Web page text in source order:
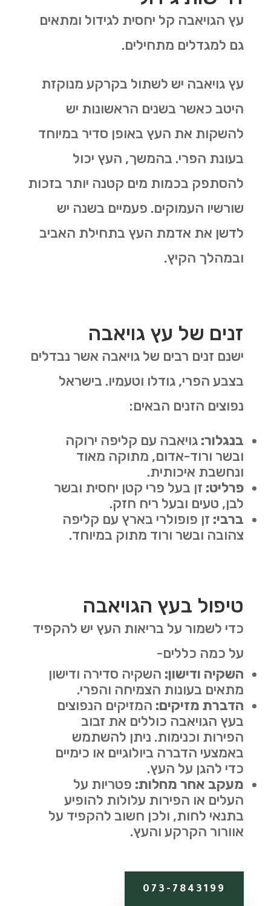
עץ הגויאבה קל יחסית לגידול ומתאים
גם למגדלים מתחילים.
עץ גויאבה יש לשתול בקרקע מנוקזת
היטב כאשר בשנים הראשונות יש
להשקות את העץ באופן סדיר במיוחד
בעונת הפרי. בהמשך, העץ יכול
להסתפק בכמות מים קטנה יותר בזכות
שורשיו העמוקים. פעמיים בשנה יש
לדשן את אדמת העץ בתחילת האביב
ובמהלך הקיץ.
זנים של עץ גויאבה
ישנם זנים רבים של גויאבה אשר נבדלים
בצבע הפרי, גודלו וטעמיו. בישראל
נפוצים הזנים הבאים:
בנגלור: גויאבה עם קליפה ירוקה
ובשר ורוד-אדום, מתוקה מאוד
ונחשבת איכותית.
פרליט: זן בעל פרי קטן יחסית ובשר
לבן, טעים ובעל ריח חזק.
ברבי: זן פופולרי בארץ עם קליפה
צהובה ובשר ורוד מתוק במיוחד.
טיפול בעץ הגויאבה
כדי לשמור על בריאות העץ יש להקפיד
על כמה כללים-
השקיה ודישון: השקיה סדירה ודישון
מתאים בעונות הצמיחה והפרי.
הדברת מזיקים: המזיקים הנפוצים
בעץ הגויאבה כוללים את זבוב
הפירות וכנימות. ניתן להשתמש
באמצעי הדברה ביולוגיים או כימיים
כדי להגן על העץ.
מעקב אחר מחלות: פטריות על
העלים או הפירות עלולות להופיע
בתנאי לחות, ולכן חשוב להקפיד על
אוורור הקרקע והעץ.
073-7843199